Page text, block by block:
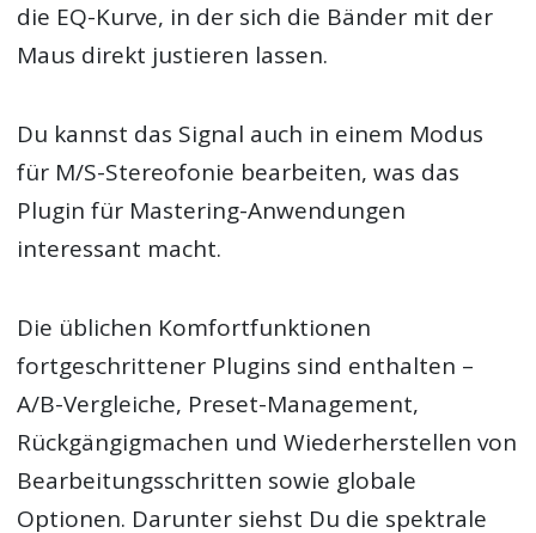
die EQ-Kurve, in der sich die Bänder mit der
Maus direkt justieren lassen.
Du kannst das Signal auch in einem Modus
für M/S-Stereofonie bearbeiten, was das
Plugin für Mastering-Anwendungen
interessant macht.
Die üblichen Komfortfunktionen
fortgeschrittener Plugins sind enthalten –
A/B-Vergleiche, Preset-Management,
Rückgängigmachen und Wiederherstellen von
Bearbeitungsschritten sowie globale
Optionen. Darunter siehst Du die spektrale